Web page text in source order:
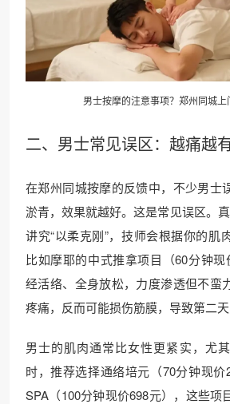
男士按摩的注意事项？郑州同城上
二、男士常见误区：越痛越
在郑州同城按摩的反馈中，不少男士
淤青，效果就越好。这是常见误区。
讲究“以柔克刚”，技师会根据你的肌
比如摩耶的中式推拿项目（60分钟
经活络、全身放松，力度渗透但不蛮
疼痛，反而可能损伤筋膜，导致第二天
男士的肌肉通常比女性更紧实，尤
时，推荐选择通络培元（70分钟现
SPA（100分钟现价698元），这些项